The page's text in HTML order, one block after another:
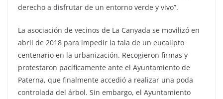
derecho a disfrutar de un entorno verde y vivo”.
La asociación de vecinos de La Canyada se movilizó en
abril de 2018 para impedir la tala de un eucalipto
centenario en la urbanización. Recogieron firmas y
protestaron pacíficamente ante el Ayuntamiento de
Paterna, que finalmente accedió a realizar una poda
controlada del árbol. Sin embargo, el Ayuntamiento